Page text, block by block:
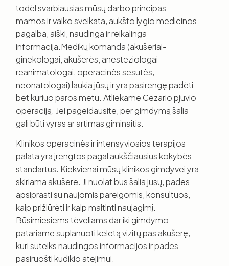
todėl svarbiausias mūsų darbo principas –
mamos ir vaiko sveikata, aukšto lygio medicinos
pagalba, aiški, naudinga ir reikalinga
informacija.Medikų komanda (akušeriai-
ginekologai, akušerės, anesteziologai-
reanimatologai, operacinės sesutės,
neonatologai) laukia jūsų ir yra pasirengę padėti
bet kuriuo paros metu. Atliekame Cezario pjūvio
operaciją. Jei pageidausite, per gimdymą šalia
gali būti vyras ar artimas giminaitis.
Klinikos operacinės ir intensyviosios terapijos
palata yra įrengtos pagal aukščiausius kokybės
standartus. Kiekvienai mūsų klinikos gimdyvei yra
skiriama akušerė. Ji nuolat bus šalia jūsų, padės
apsiprasti su naujomis pareigomis, konsultuos,
kaip prižiūrėti ir kaip maitinti naujagimį.
Būsimiesiems tėveliams dar iki gimdymo
patariame suplanuoti keletą vizitų pas akušerę,
kuri suteiks naudingos informacijos ir padės
pasiruošti kūdikio atėjimui.